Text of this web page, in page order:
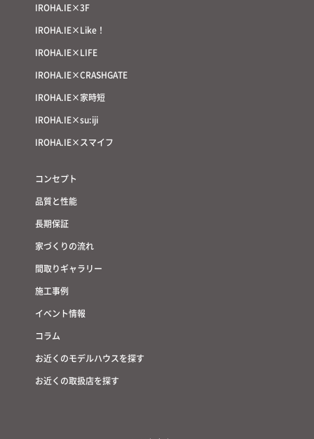
IROHA.IE×3F
IROHA.IE×Like！
IROHA.IE×LIFE
IROHA.IE×CRASHGATE
IROHA.IE×家時短
IROHA.IE×su:iji
IROHA.IE×スマイフ
コンセプト
品質と性能
長期保証
家づくりの流れ
間取りギャラリー
施工事例
イベント情報
コラム
お近くのモデルハウスを探す
お近くの取扱店を探す